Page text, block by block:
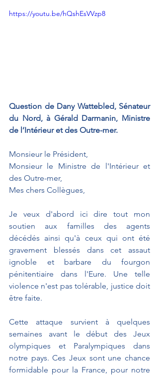
https://youtu.be/hQshEsVVzp8
Question de Dany Wattebled, Sénateur
du Nord, à Gérald Darmanin, Ministre
de l’Intérieur et des Outre-mer.
Monsieur le Président,
Monsieur le Ministre de l'Intérieur et
des Outre-mer,
Mes chers Collègues,
Je veux d'abord ici dire tout mon
soutien aux familles des agents
décédés ainsi qu'à ceux qui ont été
gravement blessés dans cet assaut
ignoble et barbare du fourgon
pénitentiaire dans l'Eure. Une telle
violence n'est pas tolérable, justice doit
être faite.
Cette attaque survient à quelques
semaines avant le début des Jeux
olympiques et Paralympiques dans
notre pays. Ces Jeux sont une chance
formidable pour la France, pour notre